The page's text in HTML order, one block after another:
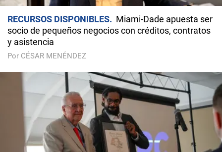
RECURSOS DISPONIBLES
Miami-Dade apuesta ser
socio de pequeños negocios con créditos, contratos
y asistencia
Por CÉSAR MENÉNDEZ